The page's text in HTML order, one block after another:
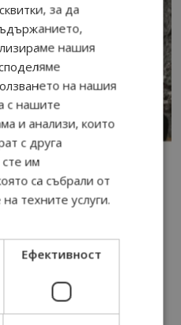
за да
нашия
на нашия
с нашите
и анализи, които
с друга
им
са събрали от
техните услуги.
Ефективност